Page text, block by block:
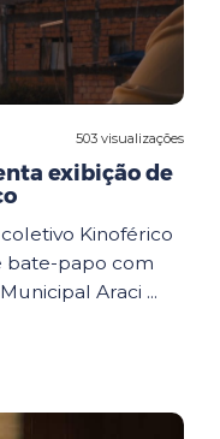
503 visualizações
exibição de
coletivo Kinoférico
bate-papo com
Araci ...